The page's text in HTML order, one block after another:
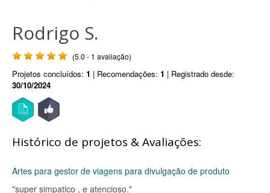
Rodrigo S.
(5.0 - 1 avaliação)
Projetos concluídos: 1 | Recomendações: 1 | Registrado desde:
30/10/2024
Histórico de projetos & Avaliações:
Artes para gestor de viagens para divulgação de produto
"super simpatico , e atencioso."